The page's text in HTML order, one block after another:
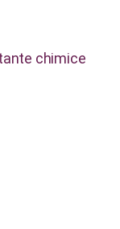
chimice